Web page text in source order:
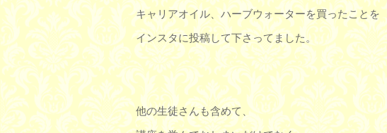
キャリアオイル、ハーブウォーターを買ったことを
インスタに投稿して下さってました。
他の生徒さんも含めて、